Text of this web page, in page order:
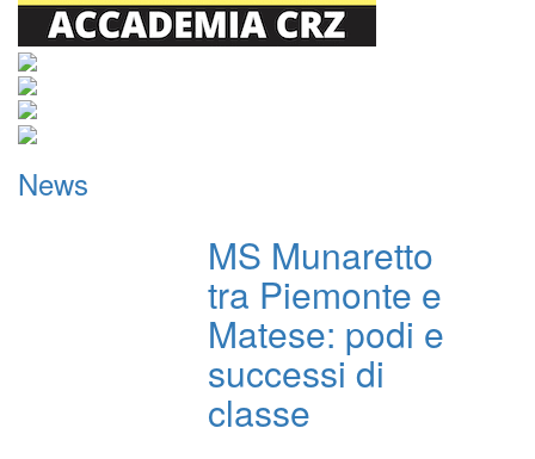
News
MS Munaretto
tra Piemonte e
Matese: podi e
successi di
classe